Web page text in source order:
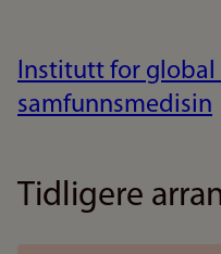
Institutt for global
samfunnsmedisin
Tidligere